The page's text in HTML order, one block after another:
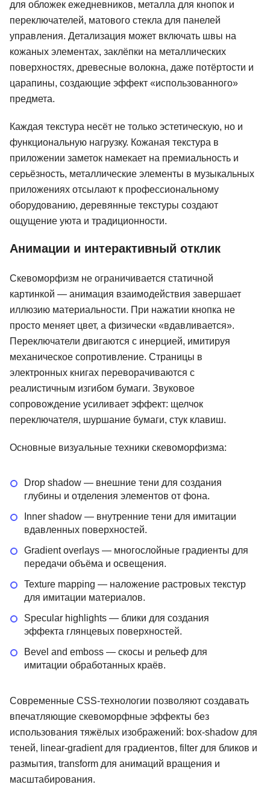
для обложек ежедневников, металла для кнопок и
переключателей, матового стекла для панелей
управления. Детализация может включать швы на
кожаных элементах, заклёпки на металлических
поверхностях, древесные волокна, даже потёртости и
царапины, создающие эффект «использованного»
предмета.
Каждая текстура несёт не только эстетическую, но и
функциональную нагрузку. Кожаная текстура в
приложении заметок намекает на премиальность и
серьёзность, металлические элементы в музыкальных
приложениях отсылают к профессиональному
оборудованию, деревянные текстуры создают
ощущение уюта и традиционности.
Анимации и интерактивный отклик
Скевоморфизм не ограничивается статичной
картинкой — анимация взаимодействия завершает
иллюзию материальности. При нажатии кнопка не
просто меняет цвет, а физически «вдавливается».
Переключатели двигаются с инерцией, имитируя
механическое сопротивление. Страницы в
электронных книгах переворачиваются с
реалистичным изгибом бумаги. Звуковое
сопровождение усиливает эффект: щелчок
переключателя, шуршание бумаги, стук клавиш.
Основные визуальные техники скевоморфизма:
Drop shadow — внешние тени для создания
глубины и отделения элементов от фона.
Inner shadow — внутренние тени для имитации
вдавленных поверхностей.
Gradient overlays — многослойные градиенты для
передачи объёма и освещения.
Texture mapping — наложение растровых текстур
для имитации материалов.
Specular highlights — блики для создания
эффекта глянцевых поверхностей.
Bevel and emboss — скосы и рельеф для
имитации обработанных краёв.
Современные CSS-технологии позволяют создавать
впечатляющие скевоморфные эффекты без
использования тяжёлых изображений: box-shadow для
теней, linear-gradient для градиентов, filter для бликов и
размытия, transform для анимаций вращения и
масштабирования.
75 отзывов
Подробнее
Яндекс Практикум 103 отзыва
от 15 500 ₽ Подробнее
Yudaev School
от 5 363 ₽